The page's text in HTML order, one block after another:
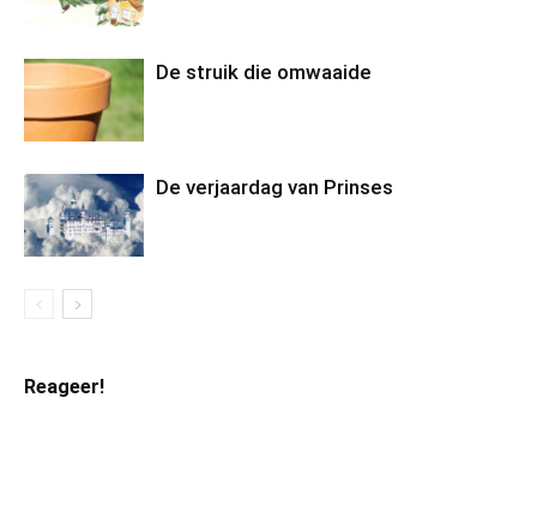
De struik die omwaaide
De verjaardag van Prinses
Reageer!